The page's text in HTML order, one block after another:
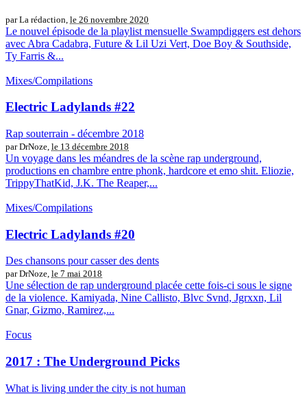
par La rédaction, le 26 novembre 2020
Le nouvel épisode de la playlist mensuelle Swampdiggers est dehors
avec Abra Cadabra, Future & Lil Uzi Vert, Doe Boy & Southside,
Ty Farris &...
Mixes/Compilations
Electric Ladylands #22
Rap souterrain - décembre 2018
par DrNoze, le 13 décembre 2018
Un voyage dans les méandres de la scène rap underground,
productions en chambre entre phonk, hardcore et emo shit. Eliozie,
TrippyThatKid, J.K. The Reaper,...
Mixes/Compilations
Electric Ladylands #20
Des chansons pour casser des dents
par DrNoze, le 7 mai 2018
Une sélection de rap underground placée cette fois-ci sous le signe
de la violence. Kamiyada, Nine Callisto, Blvc Svnd, Jgrxxn, Lil
Gnar, Gizmo, Ramirez,...
Focus
2017 : The Underground Picks
What is living under the city is not human